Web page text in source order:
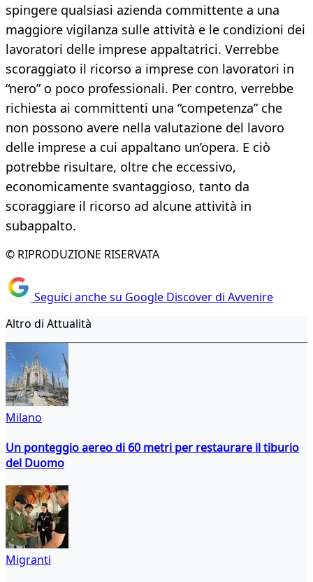
spingere qualsiasi azienda committente a una
maggiore vigilanza sulle attività e le condizioni dei
lavoratori delle imprese appaltatrici. Verrebbe
scoraggiato il ricorso a imprese con lavoratori in
“nero” o poco professionali. Per contro, verrebbe
richiesta ai committenti una “competenza” che
non possono avere nella valutazione del lavoro
delle imprese a cui appaltano un’opera. E ciò
potrebbe risultare, oltre che eccessivo,
economicamente svantaggioso, tanto da
scoraggiare il ricorso ad alcune attività in
subappalto.
© RIPRODUZIONE RISERVATA
Seguici anche su Google Discover di Avvenire
Altro di Attualità
Milano
Un ponteggio aereo di 60 metri per restaurare il tiburio
del Duomo
Migranti